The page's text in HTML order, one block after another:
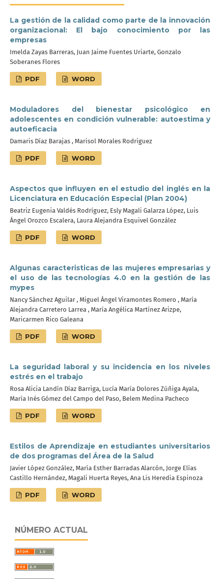
La gestión de la calidad como parte de la innovación
organizacional: El bajo conocimiento por las
empresas
Imelda Zayas Barreras, Juan Jaime Fuentes Uriarte, Gonzalo
Soberanes Flores
PDF WORD
Moduladores del bienestar psicológico en
adolescentes en condición vulnerable: autoestima y
autoeficacia
Damaris Díaz Barajas , Marisol Morales Rodriguez
PDF WORD
Aspectos que influyen en el estudio del inglés en la
Licenciatura en Educación Especial (Plan 2004)
Beatriz Eugenia Valdés Rodríguez, Esly Magali Galarza López, Luis
Ángel Orozco Escalera, Laura Alejandra Esquivel González
PDF WORD
Algunas caracteristicas de las mujeres empresarias y
el uso de las tecnologías 4.0 en la gestión de las
mypes
Nancy Sánchez Aguilar , Miguel Ángel Viramontes Romero , María
Alejandra Carretero Larrea , María Angélica Martínez Arizpe,
Maricarmen Rico Galeana
PDF WORD
La seguridad laboral y su incidencia en los niveles
estrés en el trabajo
Rosa Alicia Landín Díaz Barriga, Lucía María Dolores Zúñiga Ayala,
María Inés Gómez del Campo del Paso, Belem Medina Pacheco
PDF WORD
Estilos de Aprendizaje en estudiantes universitarios
de dos programas del Área de la Salud
Javier López González, María Esther Barradas Alarcón, Jorge Elías
Castillo Hernández, Magali Huerta Reyes, Ana Lis Heredia Espinoza
PDF WORD
NÚMERO ACTUAL